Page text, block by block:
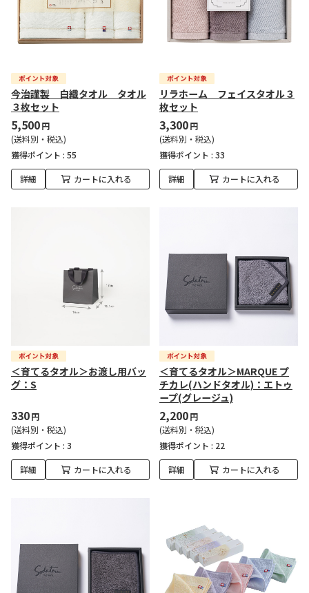
今治謹製 白織タオル タオル
３枚セット
5,500円
(送料別・税込)
獲得ポイント : 55
詳細 カートに入れる
リラホーム フェイスタオル３
枚セット
3,300円
(送料別・税込)
獲得ポイント : 33
詳細 カートに入れる
＜育てるタオル＞お渡し用バッ
グ：S
330円
(送料別・税込)
獲得ポイント : 3
詳細 カートに入れる
＜育てるタオル＞MARQUE プ
チカレ(ハンドタオル)：エトゥ
ープ(グレージュ)
2,200円
(送料別・税込)
獲得ポイント : 22
詳細 カートに入れる